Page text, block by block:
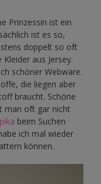
Prinzessin ist ein
ist es so,
doppelt so oft
aus Jersey.
schöner Webware.
die liegen aber
braucht. Schöne
man oft gar nicht
beim Suchen
ich mal wieder
können.